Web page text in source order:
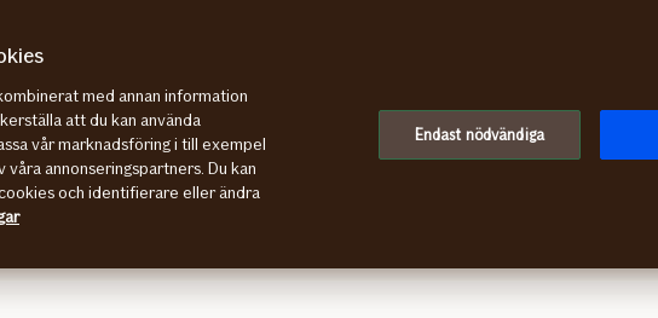
Västerbotten.
med annan information
att du kan använda
vår marknadsföring i till exempel
våra annonseringspartners. Du kan
och identifierare eller ändra
Endast nödvändiga